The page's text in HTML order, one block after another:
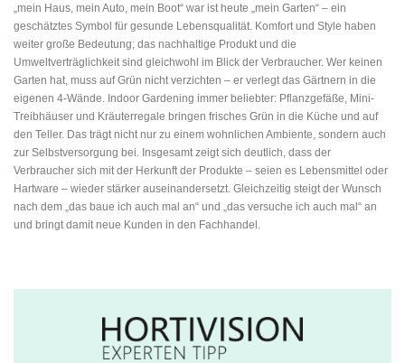
„mein Haus, mein Auto, mein Boot“ war ist heute „mein Garten“ – ein
geschätztes Symbol für gesunde Lebensqualität. Komfort und Style haben
weiter große Bedeutung; das nachhaltige Produkt und die
Umweltverträglichkeit sind gleichwohl im Blick der Verbraucher. Wer keinen
Garten hat, muss auf Grün nicht verzichten – er verlegt das Gärtnern in die
eigenen 4-Wände. Indoor Gardening immer beliebter: Pflanzgefäße, Mini-
Treibhäuser und Kräuterregale bringen frisches Grün in die Küche und auf
den Teller. Das trägt nicht nur zu einem wohnlichen Ambiente, sondern auch
zur Selbstversorgung bei. Insgesamt zeigt sich deutlich, dass der
Verbraucher sich mit der Herkunft der Produkte – seien es Lebensmittel oder
Hartware – wieder stärker auseinandersetzt. Gleichzeitig steigt der Wunsch
nach dem „das baue ich auch mal an“ und „das versuche ich auch mal“ an
und bringt damit neue Kunden in den Fachhandel.